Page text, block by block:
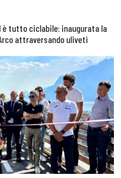
è tutto ciclabile: inaugurata la
attraversando uliveti